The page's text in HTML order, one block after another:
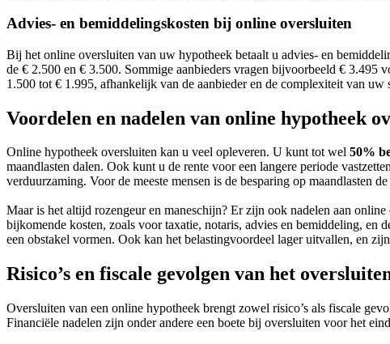
Advies- en bemiddelingskosten bij online oversluiten
Bij het online oversluiten van uw hypotheek betaalt u advies- en
de € 2.500 en € 3.500. Sommige aanbieders vragen bijvoorbeeld €
1.500 tot € 1.995, afhankelijk van de aanbieder en de complexiteit van uw
Voordelen en nadelen van online hypotheek
Online hypotheek oversluiten kan u veel opleveren. U kunt tot wel 50%
maandlasten dalen. Ook kunt u de rente voor een langere periode
verduurzaming. Voor de meeste mensen is de besparing op maandlasten
Maar is het altijd rozengeur en maneschijn? Er zijn ook nadelen aan
bijkomende kosten, zoals voor taxatie, notaris, advies en bemiddeling,
een obstakel vormen. Ook kan het belastingvoordeel lager uitvallen, en
Risico’s en fiscale gevolgen van het
Oversluiten van een online hypotheek brengt zowel risico’s als fiscale
Financiële nadelen zijn onder andere een boete bij oversluiten voor het